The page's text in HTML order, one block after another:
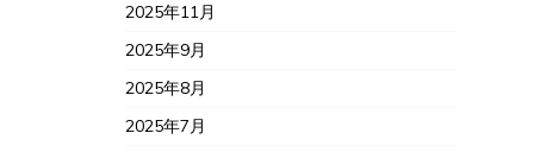
2025年11月
2025年9月
2025年8月
2025年7月